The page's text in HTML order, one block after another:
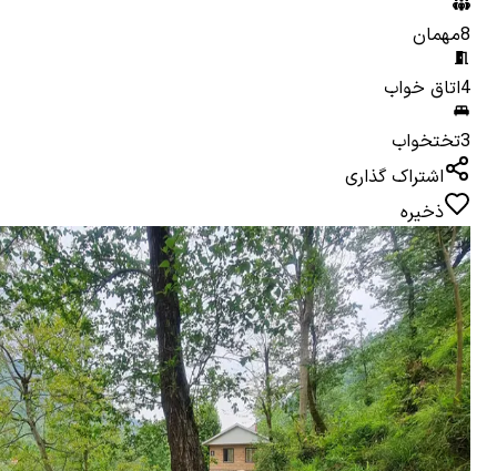
8مهمان
4اتاق خواب
3تختخواب
اشتراک گذاری
ذخیره